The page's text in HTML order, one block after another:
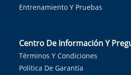
Entrenamiento Y Pruebas
Centro De Información Y
Términos Y Condiciones
Política De Garantía